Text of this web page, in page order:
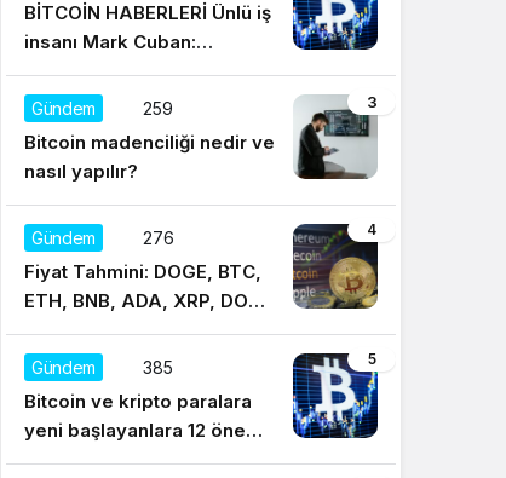
BİTCOİN HABERLERİ Ünlü iş
insanı Mark Cuban:
Satışların yüzde 95’i
Dogecoin ile
3
Gündem 259
Bitcoin madenciliği nedir ve
nasıl yapılır?
4
Gündem 276
Fiyat Tahmini: DOGE, BTC,
ETH, BNB, ADA, XRP, DOT,
UNI, SOL, LTC
5
Gündem 385
Bitcoin ve kripto paralara
yeni başlayanlara 12 önemli
tavsiye